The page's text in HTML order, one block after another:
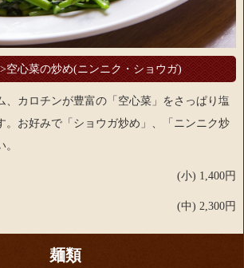
空心菜の炒め(ニンニク・ショウガ)
、カロチンが豊富の「空心菜」をさっぱり塩
。お好みで「ショウガ炒め」、「ニンニク炒
(小) 1,400円
(中) 2,300円
麺類